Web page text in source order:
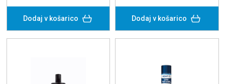
Dodaj v košarico Dodaj v košarico